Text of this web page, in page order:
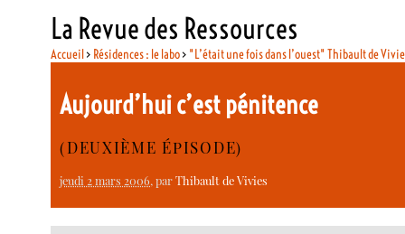
La Revue des Ressources
Accueil> Résidences : le labo> "L’était une fois dans l’ouest" Thibault de
Aujourd’hui c’est pénitence
(DEUXIÈME ÉPISODE)
jeudi 2 mars 2006, parThibault de Vivies